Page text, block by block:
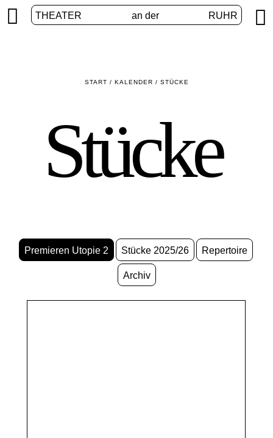
THEATER an der RUHR
 
START / KALENDER / STÜCKE
Stücke
Premieren Utopie 2 Stücke 2025/26 Repertoire
Archiv